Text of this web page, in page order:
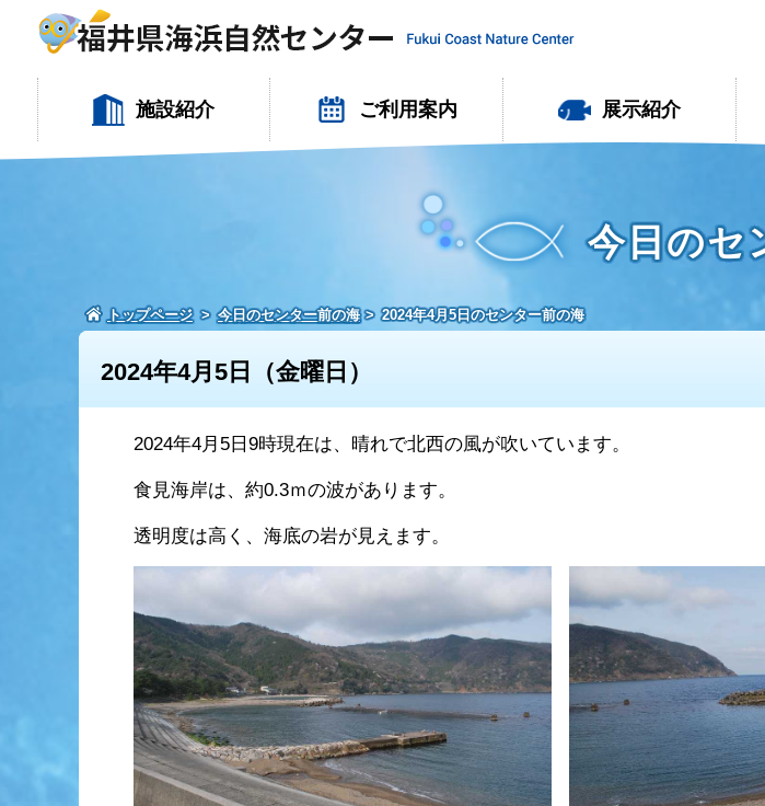
施設紹介 ご利用案内 展示紹介
今日のセ
トップページ 今日のセンター前の海 2024年4月5日のセンター前の海
2024年4月5日（金曜日）
2024年4月5日9時現在は、晴れで北西の風が吹いています。
食見海岸は、約0.3ｍの波があります。
透明度は高く、海底の岩が見えます。